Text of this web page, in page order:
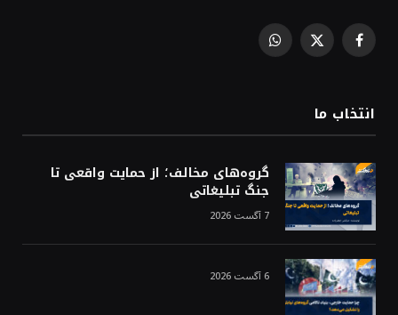
Facebook
X
WhatsApp
انتخاب ما
گروه‌های مخالف؛ از حمایت واقعی تا
جنگ تبلیغاتی
7 آگست 2026
6 آگست 2026